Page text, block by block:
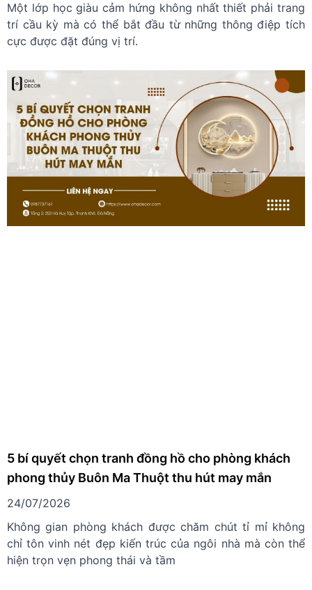
Một lớp học giàu cảm hứng không nhất thiết phải trang
trí cầu kỳ mà có thể bắt đầu từ những thông điệp tích
cực được đặt đúng vị trí.
5 bí quyết chọn tranh đồng hồ cho phòng khách
phong thủy Buôn Ma Thuột thu hút may mắn
24/07/2026
Không gian phòng khách được chăm chút tỉ mỉ không
chỉ tôn vinh nét đẹp kiến trúc của ngôi nhà mà còn thể
hiện trọn vẹn phong thái và tầm